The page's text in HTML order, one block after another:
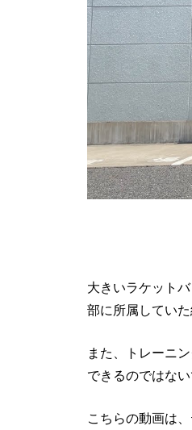
大きいラケット
部に所属してい
また、トレーニ
できるのではない
こちらの動画は